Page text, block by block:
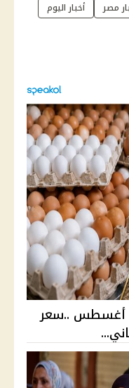
مصر أخبار اليوم
أسعار الدواجن اليوم الأحد 9 أغسطس ..سعر